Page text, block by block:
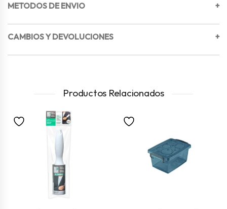
METODOS DE ENVIO +
CAMBIOS Y DEVOLUCIONES +
Productos Relacionados